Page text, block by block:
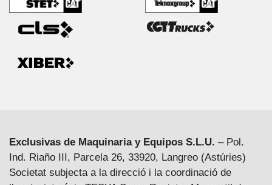
Exclusivas de Maquinaria y Equipos S.L.U. – Pol.
Ind. Riaño III, Parcela 26, 33920, Langreo (Astúries)
Societat subjecta a la direcció i la coordinació de